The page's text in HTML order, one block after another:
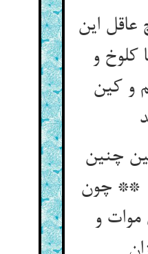
عاقل این
و
و کین
چنین
** چون
موات و